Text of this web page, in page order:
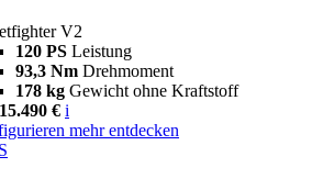
V2
120 PS Leistung
93,3 Nm Drehmoment
178 kg Gewicht ohne Kraftstoff
€ i
mehr entdecken